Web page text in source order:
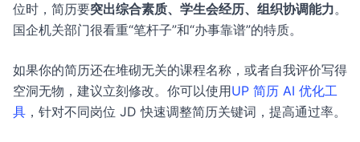
位时，简历要突出综合素质、学生会经历、组织协调能力。
国企机关部门很看重“笔杆子”和“办事靠谱”的特质。
如果你的简历还在堆砌无关的课程名称，或者自我评价写得
空洞无物，建议立刻修改。你可以使用UP 简历 AI 优化工
具 ，针对不同岗位 JD 快速调整简历关键词，提高通过率。